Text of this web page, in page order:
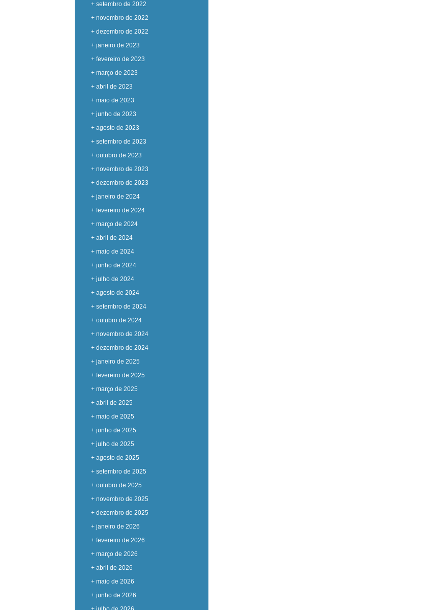
+ setembro de 2022
+ novembro de 2022
+ dezembro de 2022
+ janeiro de 2023
+ fevereiro de 2023
+ março de 2023
+ abril de 2023
+ maio de 2023
+ junho de 2023
+ agosto de 2023
+ setembro de 2023
+ outubro de 2023
+ novembro de 2023
+ dezembro de 2023
+ janeiro de 2024
+ fevereiro de 2024
+ março de 2024
+ abril de 2024
+ maio de 2024
+ junho de 2024
+ julho de 2024
+ agosto de 2024
+ setembro de 2024
+ outubro de 2024
+ novembro de 2024
+ dezembro de 2024
+ janeiro de 2025
+ fevereiro de 2025
+ março de 2025
+ abril de 2025
+ maio de 2025
+ junho de 2025
+ julho de 2025
+ agosto de 2025
+ setembro de 2025
+ outubro de 2025
+ novembro de 2025
+ dezembro de 2025
+ janeiro de 2026
+ fevereiro de 2026
+ março de 2026
+ abril de 2026
+ maio de 2026
+ junho de 2026